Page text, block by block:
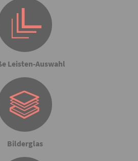
Leisten-Auswahl
Bilderglas